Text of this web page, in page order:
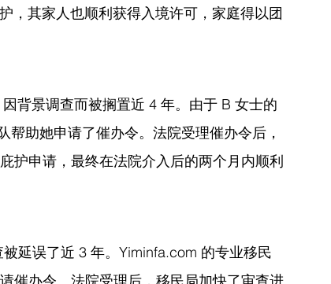
，其家人也顺利获得入境许可，家庭得以团
背景调查而被搁置近 4 年。由于 B 女士的
助她申请了催办令。法院受理催办令后，
护申请，最终在法院介入后的两个月内顺利
延误了近 3 年。Yiminfa.com 的专业移民